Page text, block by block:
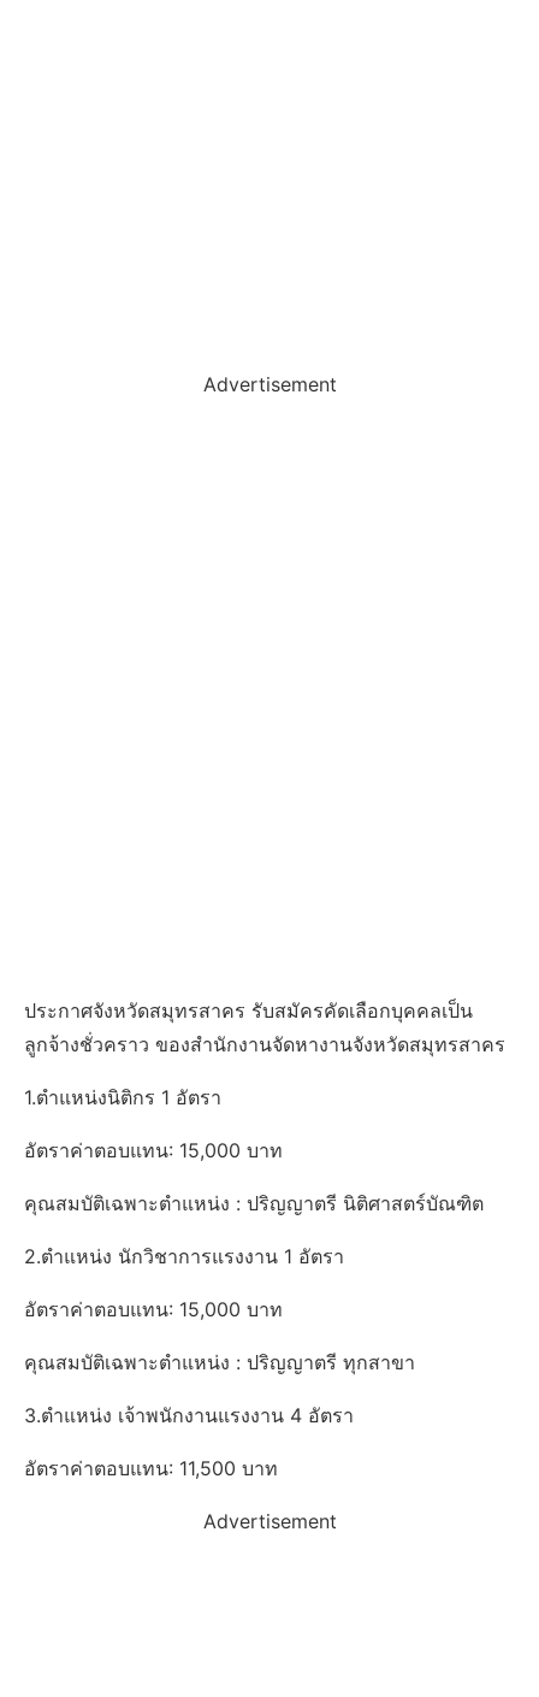
Advertisement
ประกาศจังหวัดสมุทรสาคร รับสมัครคัดเลือกบุคคลเป็น
ลูกจ้างชั่วคราว ของสำนักงานจัดหางานจังหวัดสมุทรสาคร
1.ตำแหน่งนิติกร 1 อัตรา
อัตราค่าตอบแทน: 15,000 บาท
คุณสมบัติเฉพาะตำแหน่ง : ปริญญาตรี นิติศาสตร์บัณฑิต
2.ตำแหน่ง นักวิชาการแรงงาน 1 อัตรา
อัตราค่าตอบแทน: 15,000 บาท
คุณสมบัติเฉพาะตำแหน่ง : ปริญญาตรี ทุกสาขา
3.ตำแหน่ง เจ้าพนักงานแรงงาน 4 อัตรา
อัตราค่าตอบแทน: 11,500 บาท
Advertisement